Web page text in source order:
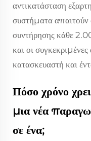
αντικατάσταση
συστήματα απαιτούν
συντήρησης κάθε
και οι
κατασκευαστή και
Πόσο χρόνο
μια νέα
σε ένα;